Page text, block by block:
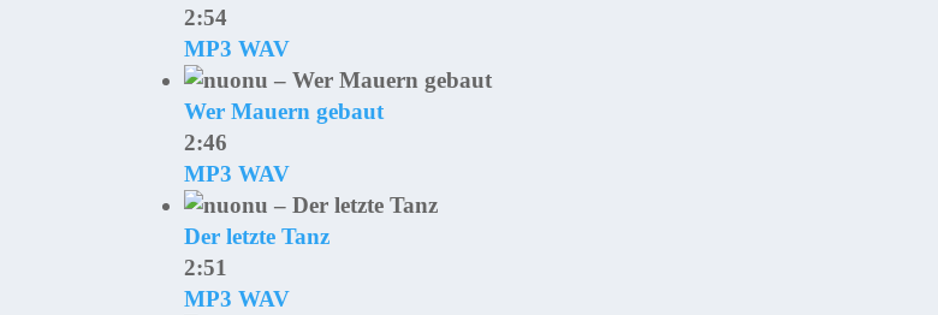
2:54
MP3 WAV
Wer Mauern gebaut
2:46
MP3 WAV
Der letzte Tanz
2:51
MP3 WAV